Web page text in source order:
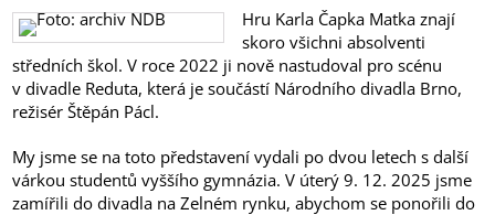
Hru Karla Čapka Matka znají
skoro všichni absolventi
středních škol. V roce 2022 ji nově nastudoval pro scénu
v divadle Reduta, která je součástí Národního divadla Brno,
režisér Štěpán Pácl.
My jsme se na toto představení vydali po dvou letech s další
várkou studentů vyššího gymnázia. V úterý 9. 12. 2025 jsme
zamířili do divadla na Zelném rynku, abychom se ponořili do